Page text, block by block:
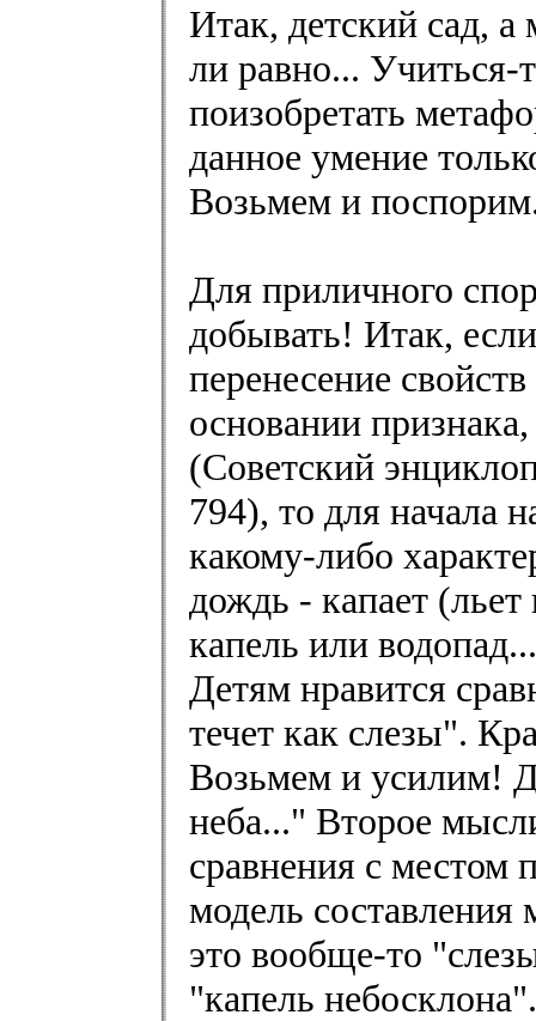
Итак, детский сад,
ли равно... Учиться-
поизобретать
данное умение
Возьмем и
Для приличного
добывать! Итак,
перенесение
основании
(Советский
794), то для начала
какому-либо
дождь - капает
капель или
Детям нравится
течет как слезы".
Возьмем и усилим!
неба..." Второе
сравнения с местом
модель
это вообще-то
"капель небосклона".